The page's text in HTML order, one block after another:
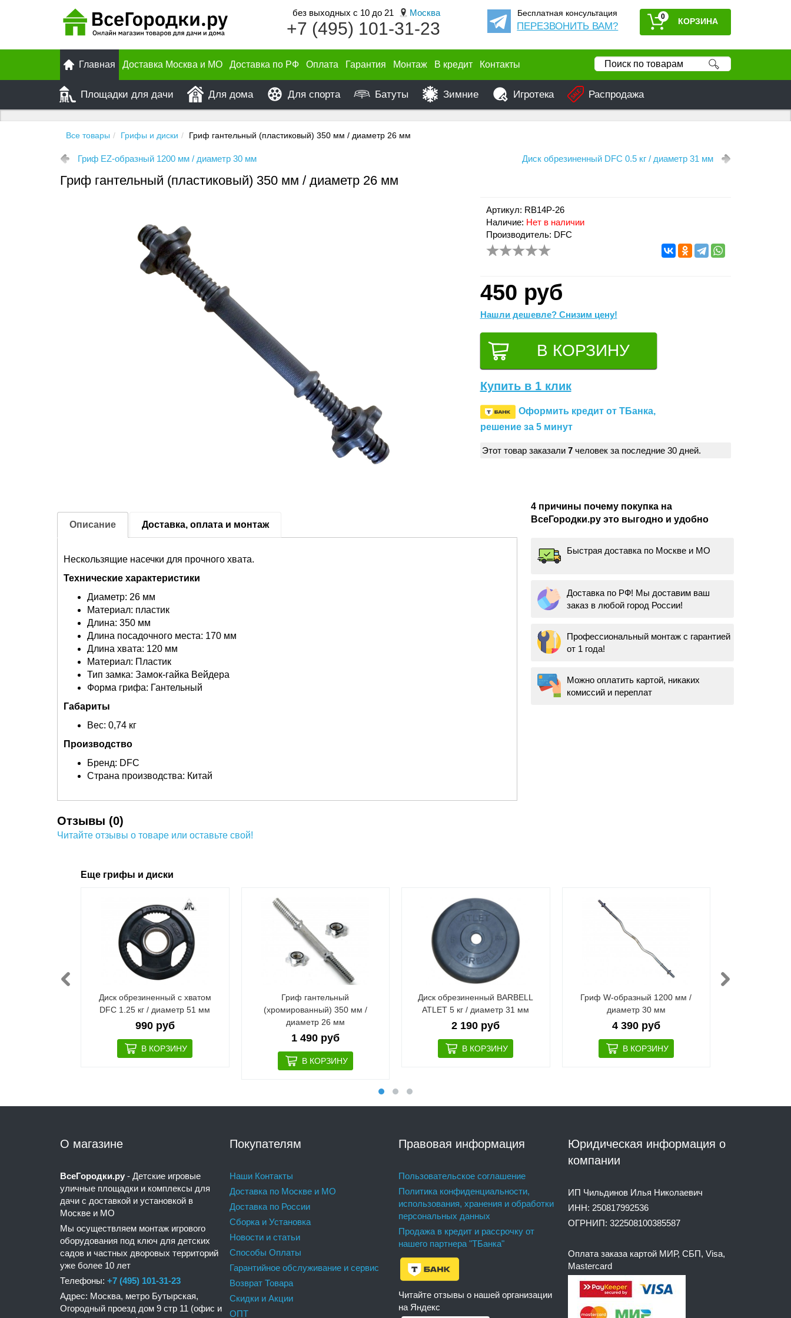
без выходных с 10 до 21 Москва
+7 (495) 101-31-23
Бесплатная консультация
ПЕРЕЗВОНИТЬ ВАМ?
0
Главная Доставка Москва и МО Доставка по РФ Оплата Гарантия Монтаж В кредит Контакты
Площадки для дачи Для дома Для спорта Батуты Зимние Игротека Распродажа
Все товары Грифы и диски Гриф гантельный (пластиковый) 350 мм / диаметр 26 мм
Гриф EZ-образный 1200 мм / диаметр 30 мм Диск обрезиненный DFC 0.5 кг / диаметр 31 мм
Гриф гантельный (пластиковый) 350 мм / диаметр 26 мм
Артикул: RB14P-26
Наличие: Нет в наличии
Производитель: DFC
450 руб
Нашли дешевле? Снизим цену!
Купить в 1 клик
Оформить кредит от ТБанка,
решение за 5 минут
Этот товар заказали 7человек за последние 30 дней.
Описание Доставка, оплата и монтаж
Нескользящие насечки для прочного хвата.
Технические характеристики
Диаметр: 26 мм
Материал: пластик
Длина: 350 мм
Длина посадочного места: 170 мм
Длина хвата: 120 мм
Материал: Пластик
Тип замка: Замок-гайка Вейдера
Форма грифа: Гантельный
Габариты
Вес: 0,74 кг
Производство
Бренд: DFC
Страна производства: Китай
Отзывы (0)
Читайте отзывы о товаре или оставьте свой!
4 причины почему покупка на
ВсеГородки.ру это выгодно и удобно
Быстрая доставка по Москве и МО
Доставка по РФ! Мы доставим ваш
заказ в любой город России!
Профессиональный монтаж с гарантией
от 1 года!
Можно оплатить картой, никаких
комиссий и переплат
Еще грифы и диски
Диск обрезиненный с хватом
DFC 1.25 кг / диаметр 51 мм
990 руб
Гриф гантельный
(хромированный) 350 мм /
диаметр 26 мм
1 490 руб
Диск обрезиненный BARBELL
ATLET 5 кг / диаметр 31 мм
2 190 руб
Гриф W-образный 1200 мм /
диаметр 30 мм
4 390 руб
О магазине
ВсеГородки.ру - Детские игровые
уличные площадки и комплексы для
дачи с доставкой и установкой в
Москве и МО
Мы осуществляем монтаж игрового
оборудования под ключ для детских
садов и частных дворовых территорий
уже более 10 лет
Телефоны: +7 (495) 101-31-23
Адрес: Москва, метро Бутырская,
Огородный проезд дом 9 стр 11 (офис и
Покупателям
Наши Контакты
Доставка по Москве и МО
Доставка по России
Сборка и Установка
Новости и статьи
Способы Оплаты
Гарантийное обслуживание и сервис
Возврат Товара
Скидки и Акции
ОПТ
Правовая информация
Пользовательское соглашение
Политика конфиденциальности,
использования, хранения и обработки
персональных данных
Продажа в кредит и рассрочку от
нашего партнера "ТБанка"
Читайте отзывы о нашей организации
на Яндекс
Юридическая информация о
компании
ИП Чильдинов Илья Николаевич
ИНН: 250817992536
ОГРНИП: 322508100385587
Оплата заказа картой МИР, СБП, Visa,
Mastercard